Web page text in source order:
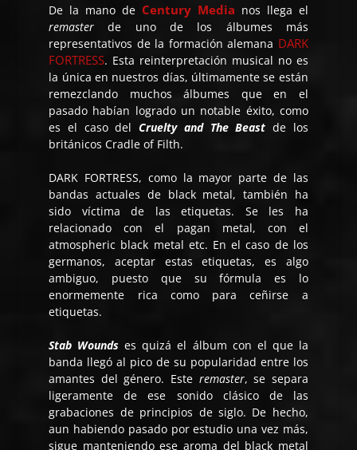
De la mano de Century Media nos llega el
remaster de uno de los álbumes más
representativos de la formación alemana DARK
FORTRESS. Esta reinterpretación musical no es
la única en nuestros días, últimamente se están
remezclando muchos álbumes que en el
pasado habían logrado un notable éxito, como
es el caso delCruelty and The Beast de los
británicos Cradle of Filth.
DARK FORTRESS, como la mayor parte de las
bandas actuales de black metal, también ha
sido víctima de las etiquetas. Se les ha
relacionado con el pagan metal, con el
atmospheric black metal etc. En el caso de los
germanos, aceptar estas etiquetas, es algo
ambiguo, puesto que su fórmula es lo
enormemente rica como para ceñirse a
etiquetas.
Stab Wounds es quizá el álbum con el que la
banda llegó al pico de su popularidad entre los
amantes del género. Este remaster, se separa
ligeramente de ese sonido clásico de las
grabaciones de principios de siglo. De hecho,
aun habiendo pasado por estudio una vez más,
sigue manteniendo ese aroma del black metal